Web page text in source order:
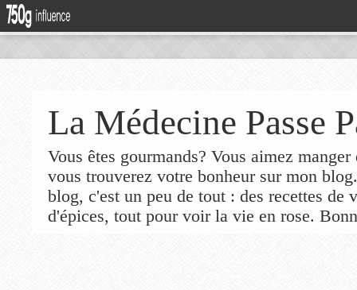
La Médecine Passe
Vous êtes gourmands? Vous aimez
vous trouverez votre bonheur sur mon
blog, c'est un peu de tout : des recettes de
d'épices, tout pour voir la vie en rose.